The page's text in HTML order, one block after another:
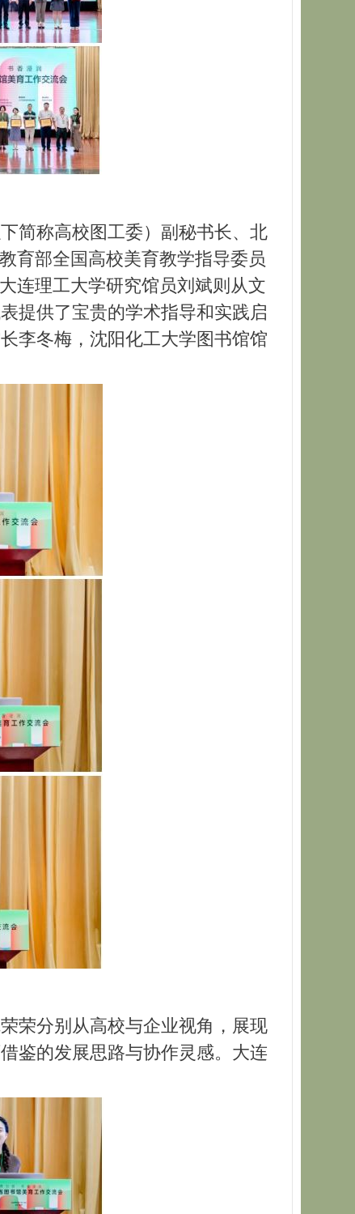
简称高校图工委）副秘书长、北
育部全国高校美育教学指导委员
连理工大学研究馆员刘斌则从文
提供了宝贵的学术指导和实践启
李冬梅，沈阳化工大学图书馆馆
荣分别从高校与企业视角，展现
鉴的发展思路与协作灵感。大连